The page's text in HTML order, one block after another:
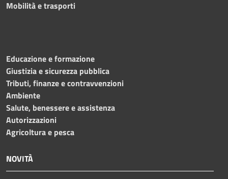
Mobilità e trasporti
Educazione e formazione
Giustizia e sicurezza pubblica
Tributi, finanze e contravvenzioni
Ambiente
Salute, benessere e assistenza
Autorizzazioni
Agricoltura e pesca
NOVITÀ